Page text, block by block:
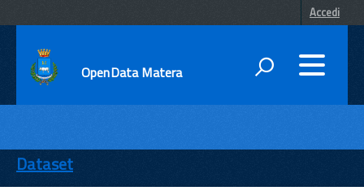
Accedi
OpenData Matera
ENTI
TEMI
Dataset